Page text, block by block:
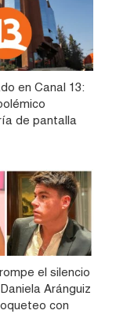
en Canal 13:
de pantalla
el silencio
Aránguiz
con